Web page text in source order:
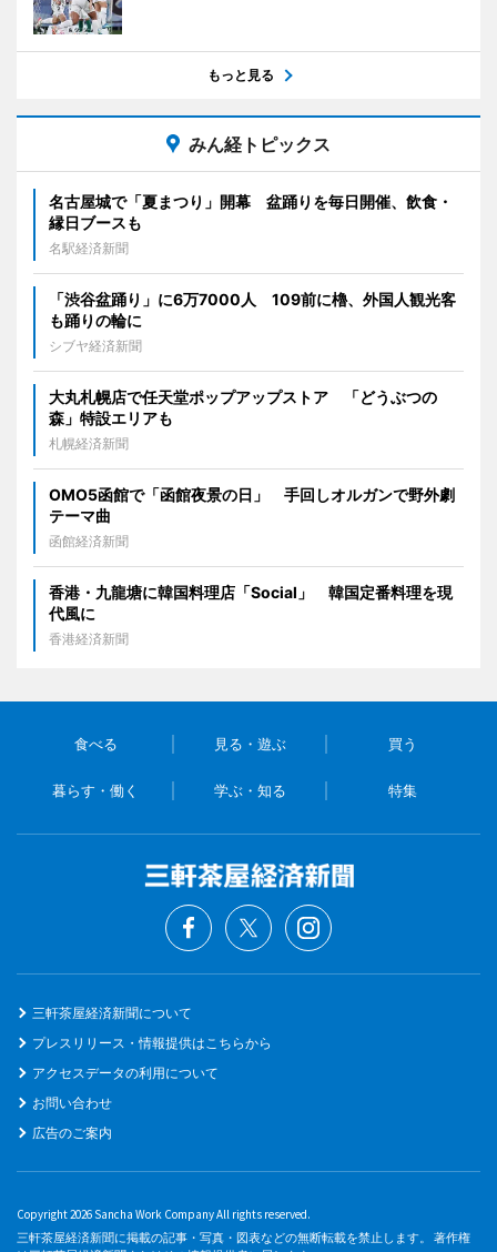
もっと見る
みん経トピックス
名古屋城で「夏まつり」開幕 盆踊りを毎日開催、飲食・
縁日ブースも
名駅経済新聞
「渋谷盆踊り」に6万7000人 109前に櫓、外国人観光客
も踊りの輪に
シブヤ経済新聞
大丸札幌店で任天堂ポップアップストア 「どうぶつの
森」特設エリアも
札幌経済新聞
OMO5函館で「函館夜景の日」 手回しオルガンで野外劇
テーマ曲
函館経済新聞
香港・九龍塘に韓国料理店「Social」 韓国定番料理を現
代風に
香港経済新聞
食べる 見る・遊ぶ 買う
暮らす・働く 学ぶ・知る 特集
三軒茶屋経済新聞について
プレスリリース・情報提供はこちらから
アクセスデータの利用について
お問い合わせ
広告のご案内
Copyright 2026 Sancha Work Company All rights reserved.
三軒茶屋経済新聞に掲載の記事・写真・図表などの無断転載を禁止します。 著作権